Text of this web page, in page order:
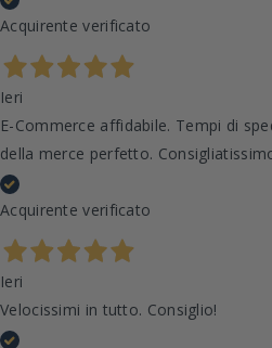
Acquirente verificato
Ieri
E-Commerce affidabile. Tempi di
della merce perfetto.
Acquirente verificato
Ieri
Velocissimi in tutto. Consiglio!